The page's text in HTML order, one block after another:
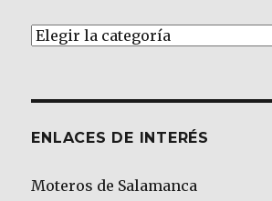
Artículos
ENLACES DE INTERÉS
Moteros de Salamanca